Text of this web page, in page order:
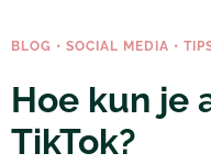
BLOG • SOCIAL MEDIA •
Hoe kun je
TikTok?